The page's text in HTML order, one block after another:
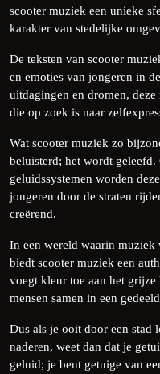
scooter muziek een unieke
karakter van stedelijke
De teksten van scooter
en emoties van jongeren in
uitdagingen en dromen, deze
die op zoek is naar
Wat scooter muziek zo
beluisterd; het wordt geleefd.
geluidssystemen worden
jongeren door de straten
creërend.
In een wereld waarin muziek
biedt scooter muziek een
voegt kleur toe aan het grijze
mensen samen in een
Dus als je ooit door een stad
naderen, weet dan dat je
geluid; je bent getuige van